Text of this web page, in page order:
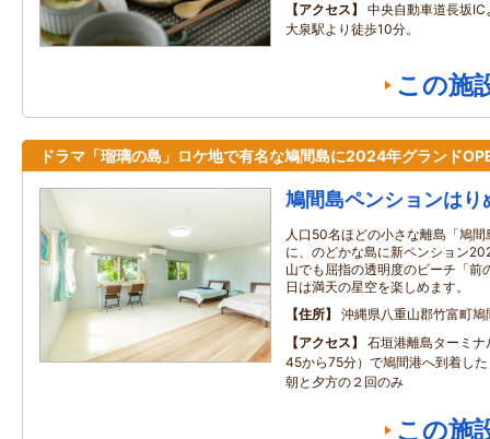
アクセス
中央自動車道長坂
大泉駅より徒歩10分。
この施
ドラマ「瑠璃の島」ロケ地で有名な鳩間島に2024年グランド
鳩間島ペンションはり
人口50名ほどの小さな離島「鳩
に、のどかな島に新ペンション
山でも屈指の透明度のビーチ「前
日は満天の星空を楽しめます。
住所
沖縄県八重山郡竹富町鳩
アクセス
石垣港離島ターミ
45から75分）で鳩間港へ到着し
朝と夕方の２回のみ
この施